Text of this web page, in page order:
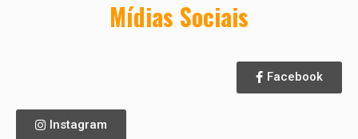
Mídias Sociais
Facebook
Instagram